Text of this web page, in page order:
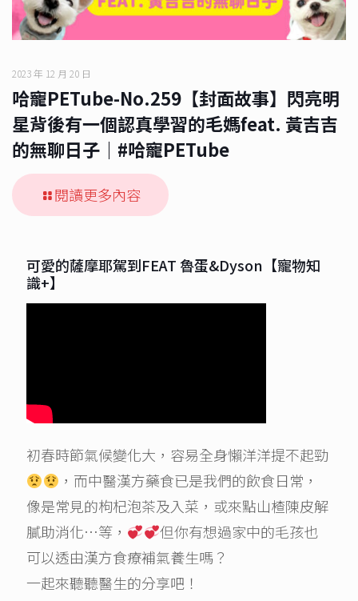
2023 年 12 月 20 日
哈寵PETube-No.259【封面故事】閃亮明
星背後有一個認真學習的毛媽feat. 黃吉吉
的無聊日子｜#哈寵PETube
閱讀更多內容
可愛的薩摩耶駕到FEAT 魯蛋&Dyson【寵物知
識+】
初春時節氣候變化大，容易全身懶洋洋提不起勁
，而中醫漢方藥食已是我們的飲食日常，
像是常見的枸杞泡茶及入菜，或來點山楂陳皮解
膩助消化…等，
但你有想過家中的毛孩也
可以透由漢方食療補氣養生嗎？
一起來聽聽醫生的分享吧！